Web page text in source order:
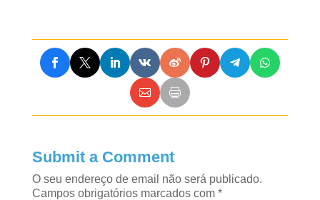
Submit a Comment
O seu endereço de email não será publicado.
Campos obrigatórios marcados com *